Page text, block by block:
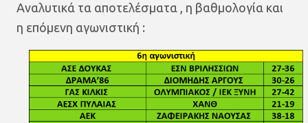
Αναλυτικά τα αποτελέσματα , η βαθμολογία και
η επόμενη αγωνιστική :